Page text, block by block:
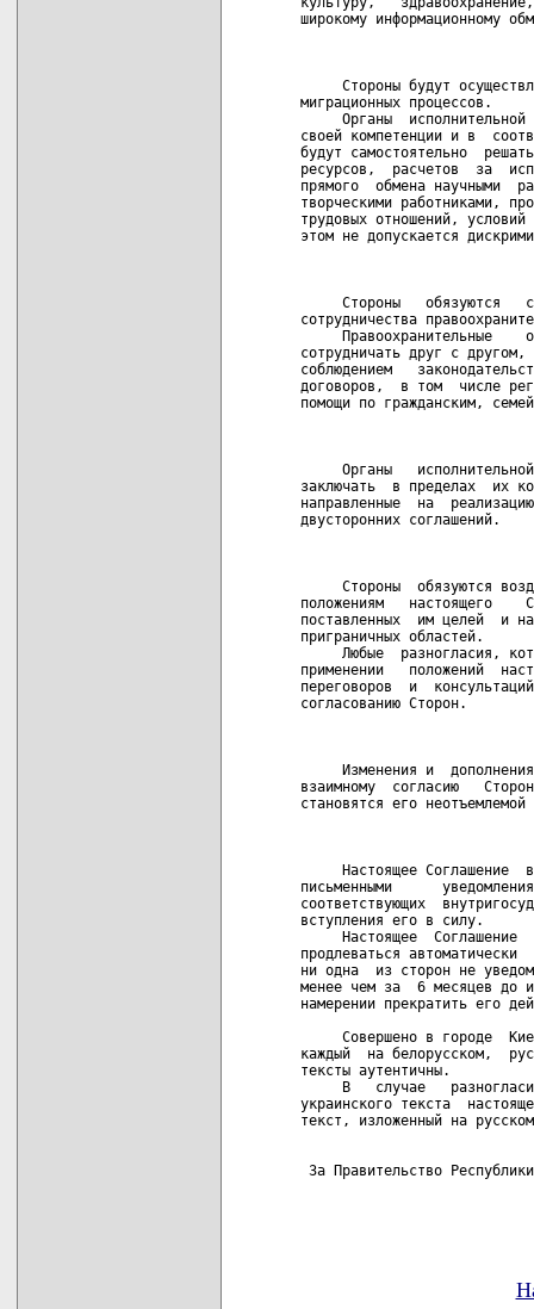
широкому информационному
Стороны будут
миграционных процессов.
Органы  исполнительной
своей компетенции и в
будут самостоятельно
ресурсов,  расчетов  за
прямого  обмена научными
творческими работниками,
трудовых отношений,
этом не допускается
Стороны   обязуются
сотрудничества
Правоохранительные
сотрудничать друг с
соблюдением
договоров,  в том  числе
помощи по гражданским,
Органы
заключать  в пределах  их
направленные  на
двусторонних соглашений.
Стороны  обязуются
положениям   настоящего
поставленных  им целей  и
приграничных областей.
Любые  разногласия,
применении   положений
переговоров  и
согласованию Сторон.
Изменения и
взаимному  согласию
становятся его
Настоящее Соглашение
письменными
соответствующих
вступления его в силу.
Настоящее  Соглашение
продлеваться
ни одна  из сторон не
менее чем за  6 месяцев до
намерении прекратить его
Совершено в городе
каждый  на белорусском,
тексты аутентичны.
В   случае
украинского текста
текст, изложенный на
За Правительство